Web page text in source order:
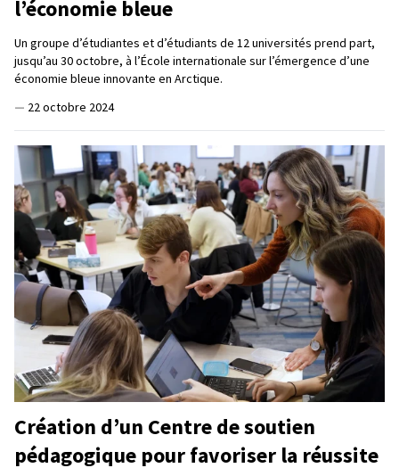
l’économie bleue
Un groupe d’étudiantes et d’étudiants de 12 universités prend part,
jusqu’au 30 octobre, à l’École internationale sur l’émergence d’une
économie bleue innovante en Arctique.
— 22 octobre 2024
Création d’un Centre de soutien
pédagogique pour favoriser la réussite